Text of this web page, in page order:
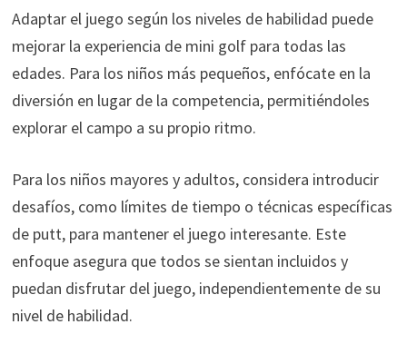
Adaptar el juego según los niveles de habilidad puede
mejorar la experiencia de mini golf para todas las
edades. Para los niños más pequeños, enfócate en la
diversión en lugar de la competencia, permitiéndoles
explorar el campo a su propio ritmo.
Para los niños mayores y adultos, considera introducir
desafíos, como límites de tiempo o técnicas específicas
de putt, para mantener el juego interesante. Este
enfoque asegura que todos se sientan incluidos y
puedan disfrutar del juego, independientemente de su
nivel de habilidad.